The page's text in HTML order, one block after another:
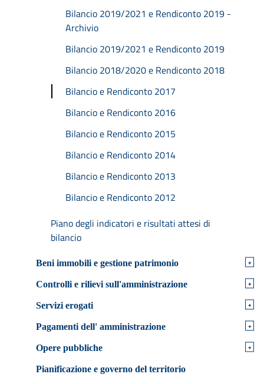
Bilancio 2019/2021 e Rendiconto 2019 -
Archivio
Bilancio 2019/2021 e Rendiconto 2019
Bilancio 2018/2020 e Rendiconto 2018
Bilancio e Rendiconto 2017
Bilancio e Rendiconto 2016
Bilancio e Rendiconto 2015
Bilancio e Rendiconto 2014
Bilancio e Rendiconto 2013
Bilancio e Rendiconto 2012
Piano degli indicatori e risultati attesi di
bilancio
Beni immobili e gestione patrimonio +
Controlli e rilievi sull'amministrazione +
Servizi erogati +
Pagamenti dell' amministrazione +
Opere pubbliche +
Pianificazione e governo del territorio